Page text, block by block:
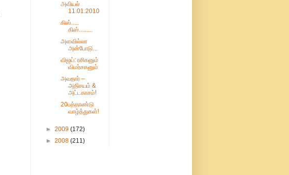
அவியல்
11.01.2010
கிஸ்.....
கிஸ்.........
அளவில்லா
அன்போடு...
விஜய்: ரசிகனும்
விமர்சகனும்
அவதார் –
அதிசயம் &
அட்டகாசம்!
20பத்தாண்டு
வாழ்த்துகள்!
► 2009 (172)
► 2008 (211)